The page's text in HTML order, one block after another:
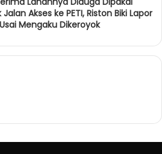
Akses ke PETI, Riston Biki Lapor
Mengaku Dikeroyok